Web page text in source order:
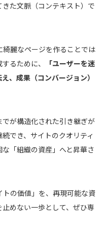
た文脈（コンテキスト）で
麗なページを作ることでは
るために、
「ユーザーを迷
、成果（コンバージョン）
が構造化された引き継ぎが
でき、サイトのクオリティ
「組織の資産」へと昇華さ
の価値」を、再現可能な資
めない一歩として、ぜひ専